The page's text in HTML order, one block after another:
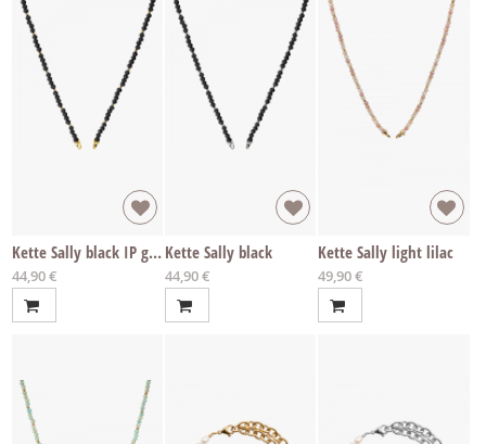
Kette Sally black IP gold
Ab
44,90 €
Kette Sally black
Ab
44,90 €
Kette Sally light lilac
Ab
49,90 €